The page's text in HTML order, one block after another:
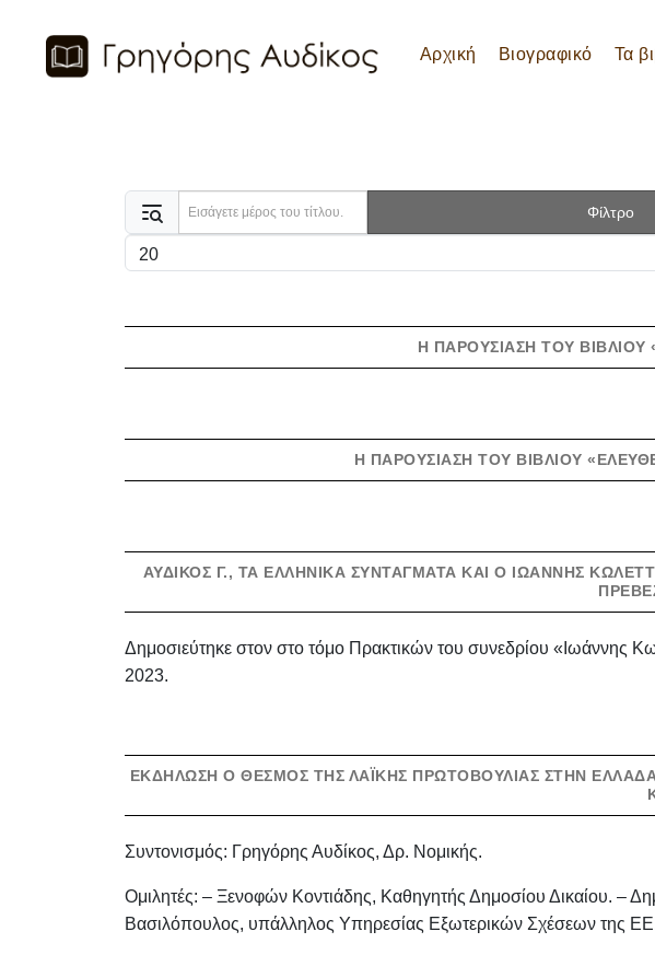
Αρχική Βιογραφικό Τα
Εισάγετε μέρος του τίτλου. Φίλτρο
Εμφάνιση #
Η ΠΑΡΟΥΣΊΑΣΗ ΤΟΥ ΒΙΒΛΊΟΥ
Η ΠΑΡΟΥΣΊΑΣΗ ΤΟΥ ΒΙΒΛΊΟΥ
ΑΥΔΊΚΟΣ Γ., ΤΑ ΕΛΛΗΝΙΚΆ ΣΥΝΤΆΓΜΑΤΑ ΚΑΙ Ο ΙΩΆΝΝΗΣ
Δημοσιεύτηκε στον στο τόμο Πρακτικών του συνεδρίου «Ιωάννης
2023.
ΕΚΔΉΛΩΣΗ Ο ΘΕΣΜΌΣ ΤΗΣ ΛΑΪΚΉΣ ΠΡΩΤΟΒΟΥΛΊΑΣ ΣΤΗΝ
Συντονισμός: Γρηγόρης Αυδίκος, Δρ. Νομικής.
Ομιλητές: – Ξενοφών Κοντιάδης, Καθηγητής Δημοσίου Δικαίου. –
Βασιλόπουλος, υπάλληλος Υπηρεσίας Εξωτερικών Σχέσεων της